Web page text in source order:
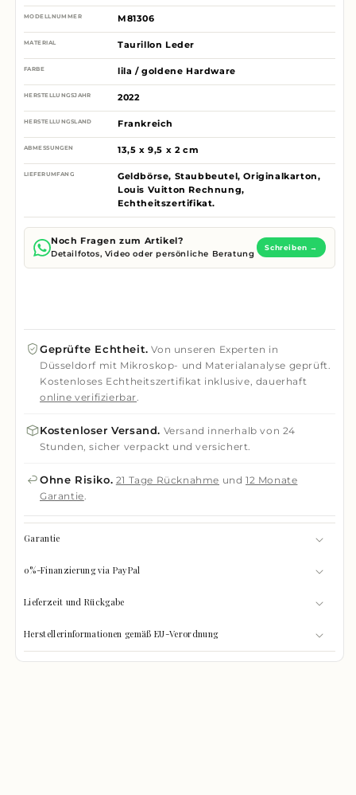
MODELLNUMMER M81306
MATERIAL Taurillon Leder
FARBE lila / goldene Hardware
HERSTELLUNGSJAHR 2022
HERSTELLUNGSLAND Frankreich
ABMESSUNGEN 13,5 x 9,5 x 2 cm
LIEFERUMFANG
Geldbörse, Staubbeutel, Originalkarton,
Louis Vuitton Rechnung,
Echtheitszertifikat.
Noch Fragen zum Artikel?
Detailfotos, Video oder persönliche Beratung
Schreiben →
Geprüfte Echtheit. Von unseren Experten in
Düsseldorf mit Mikroskop- und Materialanalyse geprüft.
Kostenloses Echtheitszertifikat inklusive, dauerhaft
online verifizierbar
Kostenloser Versand. Versand innerhalb von 24
Stunden, sicher verpackt und versichert.
Ohne Risiko. 21 Tage Rücknahme und12 Monate
Garantie
Garantie
0%-Finanzierung via PayPal
Lieferzeit und Rückgabe
Herstellerinformationen gemäß EU-Verordnung